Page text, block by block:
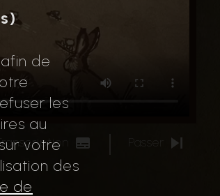
de
les
au
votre
des
de
Passer